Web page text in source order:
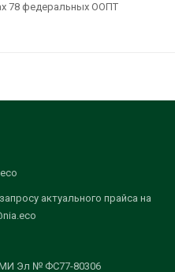
78 федеральных ООПТ
актуального прайса на
Эл № ФС77-80306